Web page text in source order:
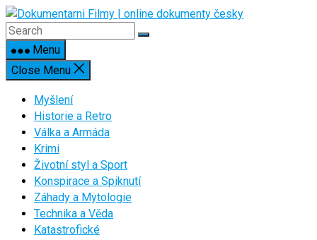
Skip
to
contentMenu
Close Menu
Myšlení
Historie a Retro
Válka a Armáda
Krimi
Životní styl a Sport
Konspirace a Spiknutí
Záhady a Mytologie
Technika a Věda
Katastrofické